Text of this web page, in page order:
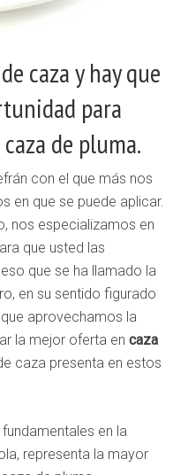
caza y hay que
para
de pluma.
con el que más nos
en que se puede aplicar.
nos especializamos en
que usted las
que se ha llamado la
en su sentido figurado
aprovechamos la
la mejor oferta en caza
caza presenta en estos
en la
representa la mayor